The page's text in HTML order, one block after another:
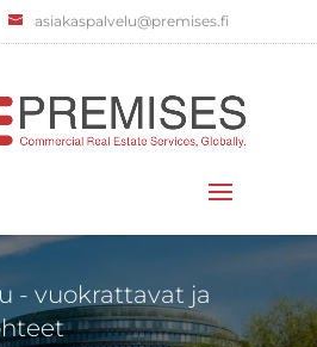
asiakaspalvelu@premises.fi
- vuokrattavat ja